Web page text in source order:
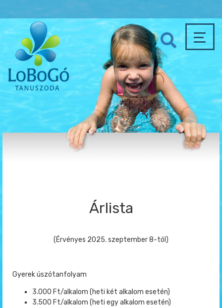
Árlista
(Érvényes 2025. szeptember 8-tól)
Gyerek úszótanfolyam
3.000 Ft/alkalom (heti két alkalom esetén)
3.500 Ft/alkalom (heti egy alkalom esetén)